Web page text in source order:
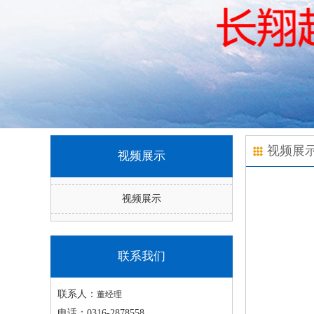
视频展示
视频展示
联系我们
联系人： 董经理
视频展